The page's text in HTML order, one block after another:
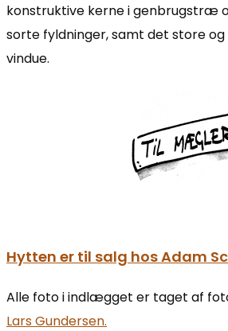
konstruktive kerne i genbrugstræ
sorte fyldninger, samt det store
vindue.
Hytten er til salg hos Adam
Alle foto i indlægget er taget af
Lars Gundersen.